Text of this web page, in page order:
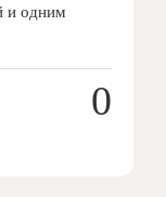
и одним
0